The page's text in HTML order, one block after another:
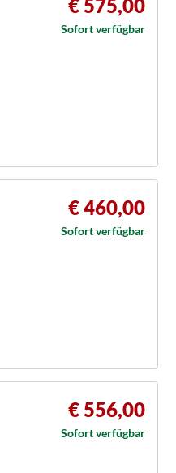
€ 575,00
Sofort verfügbar
€ 460,00
Sofort verfügbar
€ 556,00
Sofort verfügbar